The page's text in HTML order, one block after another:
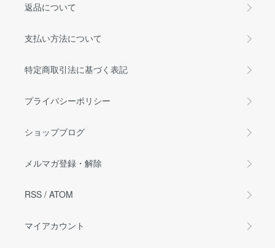
返品について
支払い方法について
特定商取引法に基づく表記
プライバシーポリシー
ショップブログ
メルマガ登録・解除
RSS / ATOM
マイアカウント